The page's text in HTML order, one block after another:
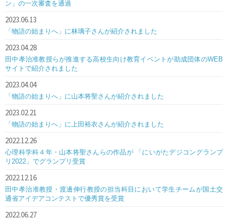
ン」の一次審査を通過
2023.06.13
「物語の始まりへ」に林璃子さんが紹介されました
2023.04.28
田中孝治准教授らが推進する高校生向け教育イベントが助成団体のWEB
サイトで紹介されました
2023.04.04
「物語の始まりへ」に山本将聖さんが紹介されました
2023.02.21
「物語の始まりへ」に上田裕衣さんが紹介されました
2022.12.26
心理科学科４年・山本将聖さんらの作品が 「にいがたデジコングランプ
リ2022」でグランプリ受賞
2022.12.16
田中孝治准教授・渡邊伸行教授の担当科目において学生チームが国土交
通省アイデアコンテストで優秀賞を受賞
2022.06.27